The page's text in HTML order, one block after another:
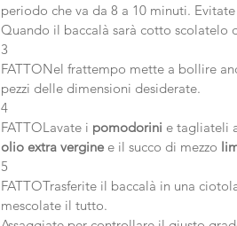
periodo che va da 8 a 10 minuti.
Quando il baccalà sarà cotto scolatelo
3
FATTONel frattempo mette a bollire
pezzi delle dimensioni desiderate.
4
FATTOLavate i pomodorini e tagliateli
olio extra vergine e il succo di mezzo
5
FATTOTrasferite il baccalà in una
mescolate il tutto.